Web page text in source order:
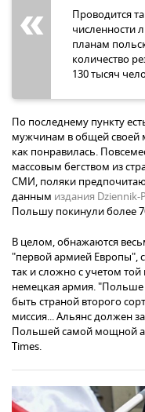
Проводится
численности
планам
количество
130 тысяч
По последнему пункту
мужчинам в общей своей
как понравилась.
массовым бегством из
СМИ, поляки
данным издания Dziennik-
Польшу покинули более
В целом, обнажаются
"первой армией Европы",
так и сложно с учетом
немецкая армия.
быть страной второго
миссия... Альянс должен
Польшей самой мощной
Times.